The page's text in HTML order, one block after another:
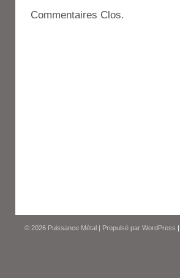
Commentaires Clos.
© 2026 Puissance Métal | Propulsé par WordPress |